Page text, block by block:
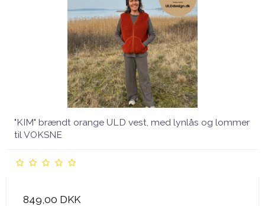
"KIM" brændt orange ULD vest, med lynlås og lommer
til VOKSNE
849,00 DKK